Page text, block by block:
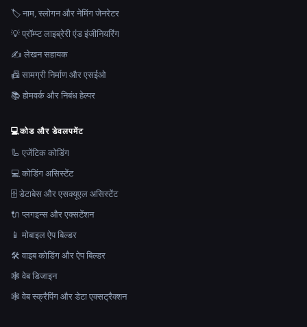
🏷️ नाम, स्लोगन और नेमिंग जेनरेटर
💡 प्रॉम्प्ट लाइब्रेरी एंड इंजीनियरिंग
✍️ लेखन सहायक
📠 सामग्री निर्माण और एसईओ
📚 होमवर्क और निबंध हेल्पर
💻कोड और डेवलपमेंट
🦾 एजेंटिक कोडिंग
💻 कोडिंग असिस्टेंट
🗄️ डेटाबेस और एसक्यूएल असिस्टेंट
🔌 प्लगइन्स और एक्सटेंशन
📱 मोबाइल ऐप बिल्डर
🛠️ वाइब कोडिंग और ऐप बिल्डर
🕸 वेब डिजाइन
🕸️ वेब स्क्रैपिंग और डेटा एक्सट्रैक्शन